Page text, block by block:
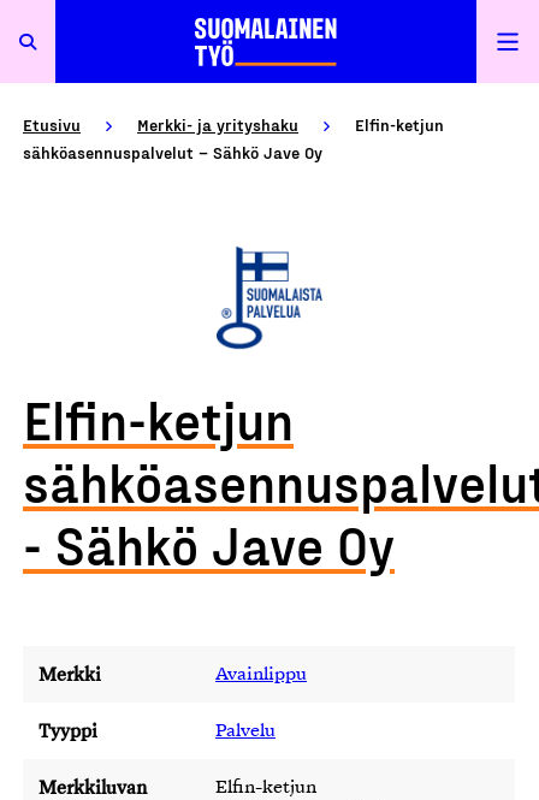
Etusivu Merkki- ja yrityshaku
Elfin-ketjun
sähköasennuspalvelut – Sähkö Jave Oy
Elfin-ketjun
- Sähkö Jave Oy
Merkki Avainlippu
Tyyppi Palvelu
Merkkiluvan
Elfin-ketjun